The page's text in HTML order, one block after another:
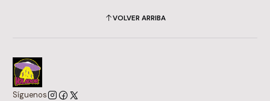
VOLVER ARRIBA
Síguenos